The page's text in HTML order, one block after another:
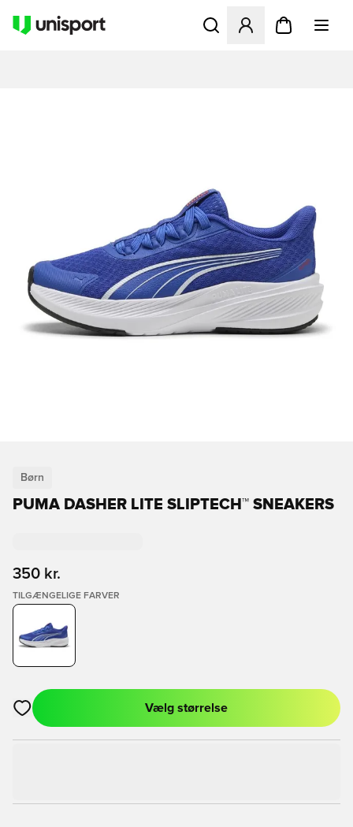
Åbner en Modal til at
Børn
PUMA DASHER LITE SLIPTECH™ SNEAKERS
350 kr.
TILGÆNGELIGE FARVER
Åbner en Modal til at logge ind eller tilmelde dig som medlem
Vælg størrelse